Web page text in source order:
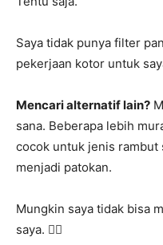
Saya tidak punya filter
pekerjaan kotor untuk
Mencari alternatif lain?
sana. Beberapa lebih
cocok untuk jenis rambut
menjadi patokan.
Mungkin saya tidak bisa
saya. 🏊‍♀️